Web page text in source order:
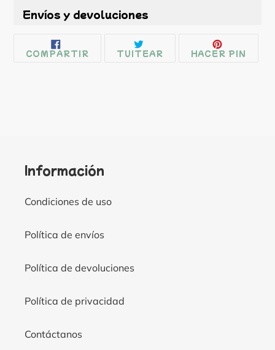
Envíos y devoluciones
COMPARTIR COMPARTIR
TUITEAR TUITEAR
EN
HACER PIN
Información
Condiciones de uso
Política de envíos
Política de devoluciones
Política de privacidad
Contáctanos